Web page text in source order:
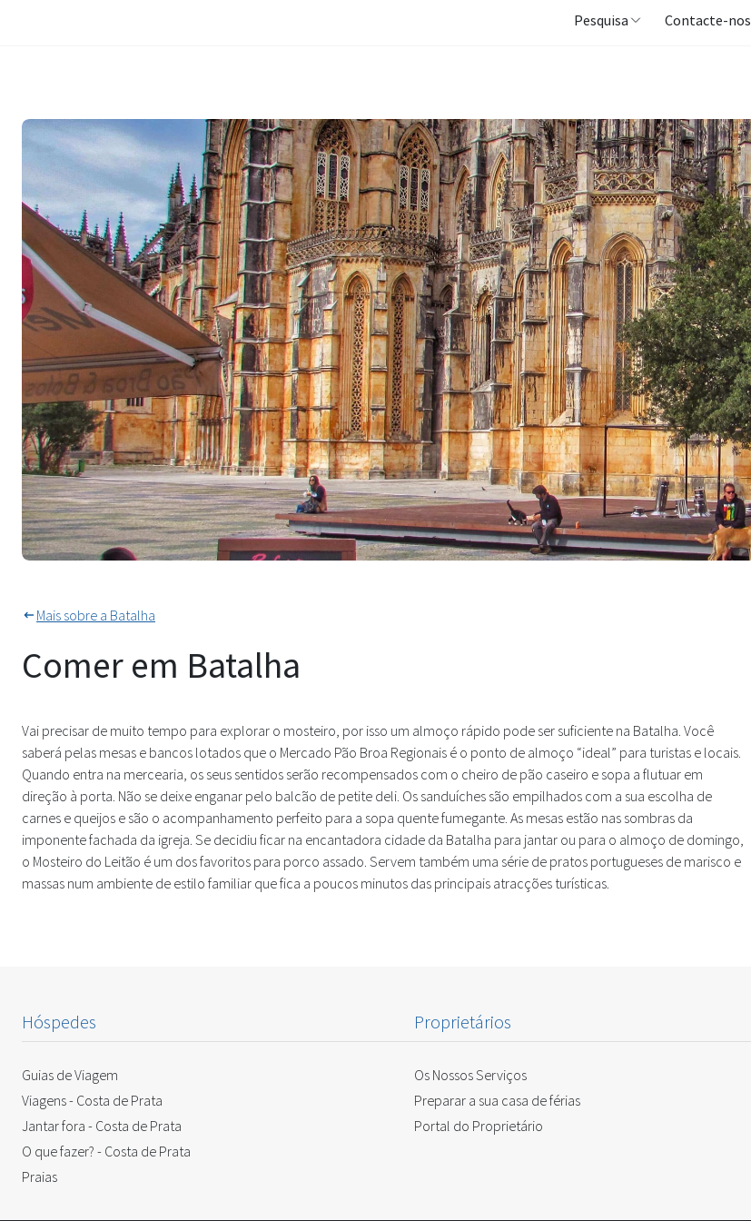
Pesquisa Contacte-nos
Mais sobre a Batalha
Comer em Batalha
Vai precisar de muito tempo para explorar o mosteiro, por isso um almoço rápido pode ser suficiente na Batalha. Você
saberá pelas mesas e bancos lotados que o Mercado Pão Broa Regionais é o ponto de almoço “ideal” para turistas e locais.
Quando entra na mercearia, os seus sentidos serão recompensados com o cheiro de pão caseiro e sopa a flutuar em
direção à porta. Não se deixe enganar pelo balcão de petite deli. Os sanduíches são empilhados com a sua escolha de
carnes e queijos e são o acompanhamento perfeito para a sopa quente fumegante. As mesas estão nas sombras da
imponente fachada da igreja. Se decidiu ficar na encantadora cidade da Batalha para jantar ou para o almoço de domingo,
o Mosteiro do Leitão é um dos favoritos para porco assado. Servem também uma série de pratos portugueses de marisco e
massas num ambiente de estilo familiar que fica a poucos minutos das principais atracções turísticas.
Hóspedes
Guias de Viagem
Viagens - Costa de Prata
Jantar fora - Costa de Prata
O que fazer? - Costa de Prata
Praias
Proprietários
Os Nossos Serviços
Preparar a sua casa de férias
Portal do Proprietário